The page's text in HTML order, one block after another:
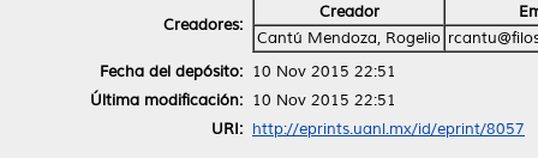
Creadores:
Creador
Cantú Mendoza, Rogelio
Fecha del depósito: 10 Nov 2015 22:51
Última modificación: 10 Nov 2015 22:51
URI: http://eprints.uanl.mx/id/eprint/8057